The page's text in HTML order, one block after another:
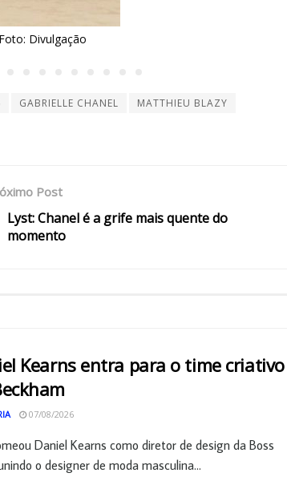
cruise 2027 - Foto: Divulgação
GABRIELLE CHANEL
MATTHIEU BLAZY
Post
Lyst: Chanel é a grife mais quente do
momento
Kearns entra para o time criativo
07/08/2026
Daniel Kearns como diretor de design da Boss
o designer de moda masculina...